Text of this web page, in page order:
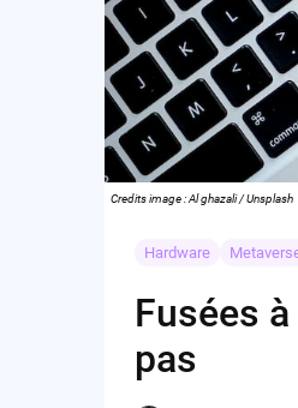
Credits image : Al ghazali / Unsplash
Hardware
Fusées
pas